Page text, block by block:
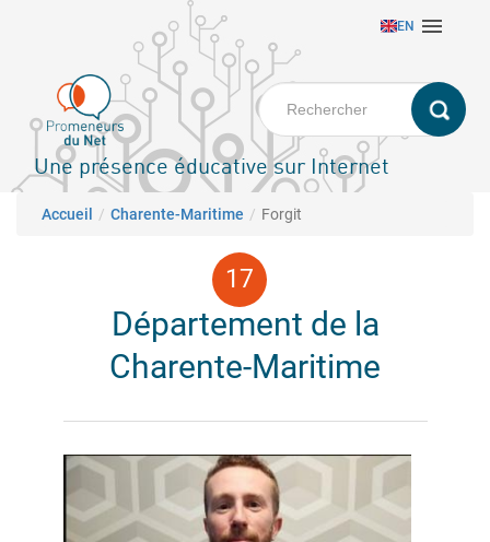
principal
EN 
Une présence éducative sur Internet
Fil d'Ariane
Accueil Charente-Maritime Forgit
Département de la
Charente-Maritime